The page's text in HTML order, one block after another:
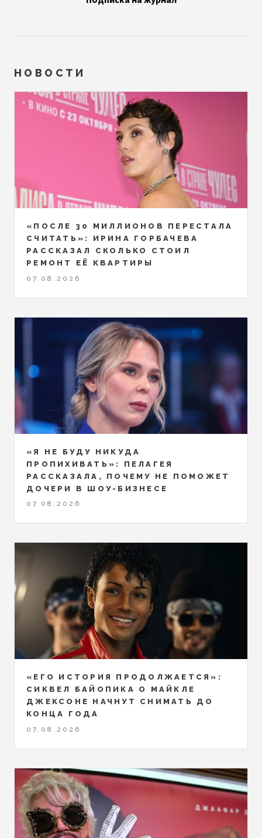
НОВОСТИ
«ПОСЛЕ 30 МИЛЛИОНОВ ПЕРЕСТАЛА
СЧИТАТЬ»: ИРИНА ГОРБАЧЕВА
РАССКАЗАЛ СКОЛЬКО СТОИЛ
РЕМОНТ ЕЁ КВАРТИРЫ
07.08.2026
«Я НЕ БУДУ НИКУДА
ПРОПИХИВАТЬ»: ПЕЛАГЕЯ
РАССКАЗАЛА, ПОЧЕМУ НЕ ПОМОЖЕТ
ДОЧЕРИ В ШОУ-БИЗНЕСЕ
07.08.2026
«ЕГО ИСТОРИЯ ПРОДОЛЖАЕТСЯ»:
СИКВЕЛ БАЙОПИКА О МАЙКЛЕ
ДЖЕКСОНЕ НАЧНУТ СНИМАТЬ ДО
КОНЦА ГОДА
07.08.2026